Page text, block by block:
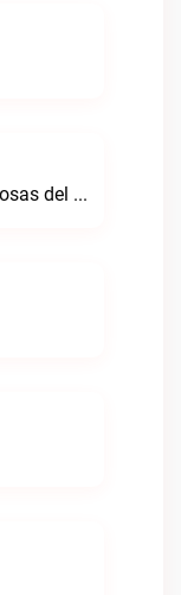
Sintoniza lo mejor de las propuestas más extremas y virtuosas del metal colombianoNegro Tricolrock live